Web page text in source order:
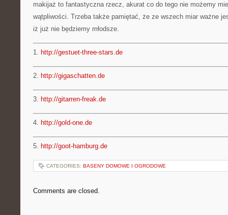
makijaż to fantastyczna rzecz, akurat co do tego nie możemy
wątpliwości. Trzeba także pamiętać, że ze wszech miar ważne
iż już nie będziemy młodsze.
1. http://gestuet-three-stars.de
2. http://gigaschatten.de
3. http://gitarren-freak.de
4. http://gold-one.de
5. http://goot-hamburg.de
CATEGORIES: BASENY DOMOWE I OGRODOWE
Comments are closed.